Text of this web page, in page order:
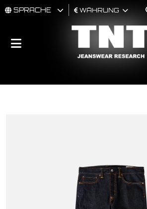
MÄNNER
BRAND
SPRACHE WÄHRUNG